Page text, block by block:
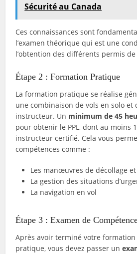
Sécurité au Canada
Ces connaissances sont
l’examen théorique qui est une
l’obtention des différents permis
Étape 2 : Formation Pratique
La formation pratique se réalise
une combinaison de vols en solo et
instructeur. Un minimum de 45
pour obtenir le PPL, dont au moins
instructeur certifié. Cela vous
compétences comme :
Les manœuvres de décollage et
La gestion des situations
La navigation en vol
Étape 3 : Examen de
Après avoir terminé votre
pratique, vous devez passer un